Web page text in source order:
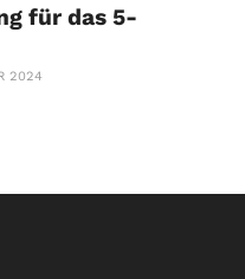
für das 5-
2024